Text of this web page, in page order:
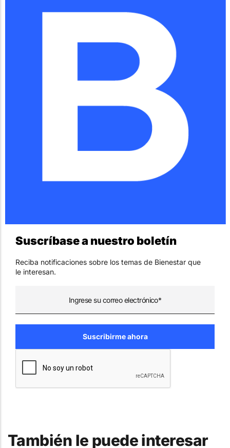
Suscríbase a nuestro boletín
Reciba notificaciones sobre los temas de Bienestar que
le interesan.
También le puede interesar